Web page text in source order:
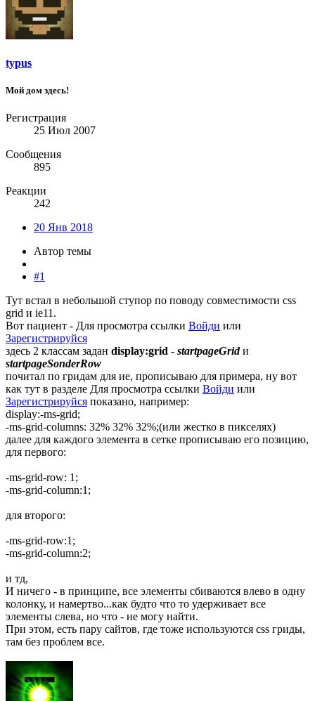
typus
Мой дом здесь!
Регистрация
25 Июл 2007
Сообщения
895
Реакции
242
20 Янв 2018
Автор темы
#1
Тут встал в небольшой ступор по поводу совместимости css
grid и ie11.
Вот пациент - Для просмотра ссылки Войди или
Зарегистрируйся
здесь 2 классам задан display:grid - startpageGridи
startpageSonderRow
почитал по гридам для ие, прописываю для примера, ну вот
как тут в разделе Для просмотра ссылки Войди или
Зарегистрируйся показано, например:
display:-ms-grid;
-ms-grid-columns: 32% 32% 32%;(или жестко в пикселях)
далее для каждого элемента в сетке прописываю его позицию,
для первого:
-ms-grid-row: 1;
-ms-grid-column:1;
для второго:
-ms-grid-row:1;
-ms-grid-column:2;
и тд,
И ничего - в принципе, все элементы сбиваются влево в одну
колонку, и намертво...как будто что то удерживает все
элементы слева, но что - не могу найти.
При этом, есть пару сайтов, где тоже используются css гриды,
там без проблем все.